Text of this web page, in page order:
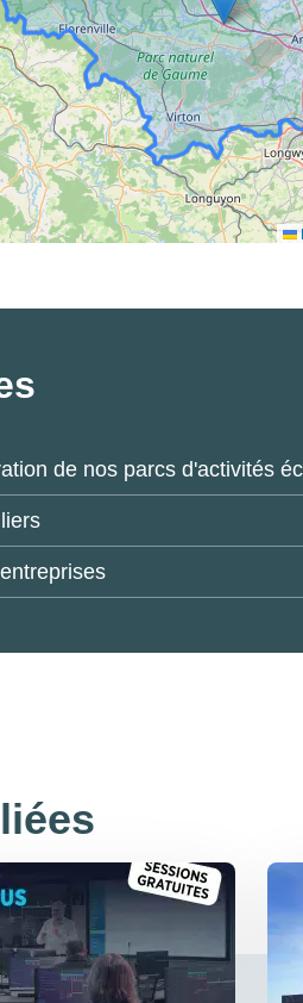
de nos parcs d'activités